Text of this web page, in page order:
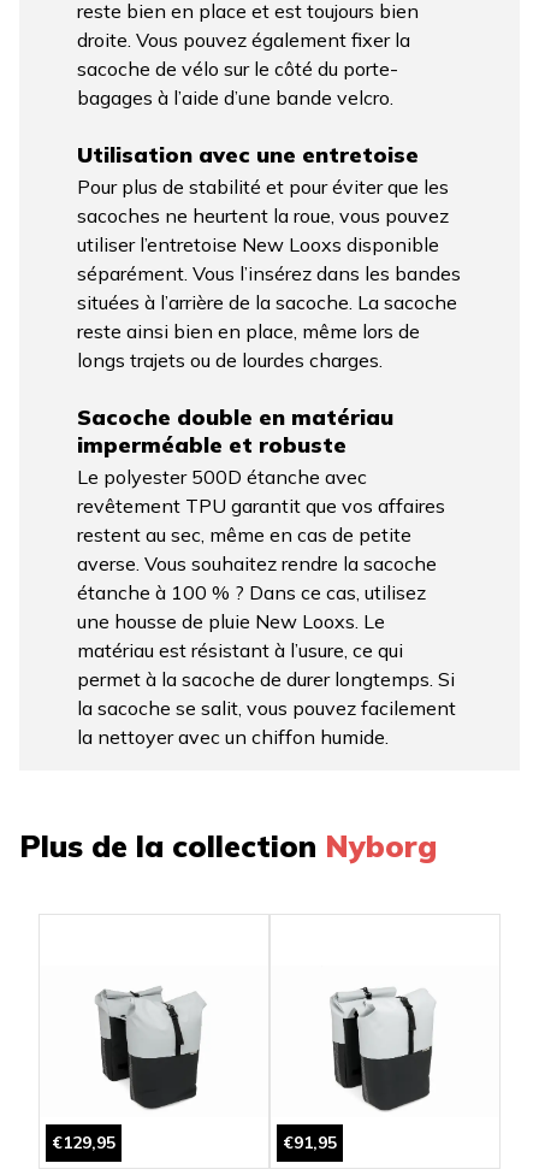
reste bien en place et est toujours bien
droite. Vous pouvez également fixer la
sacoche de vélo sur le côté du porte-
bagages à l’aide d’une bande velcro.
Utilisation avec une entretoise
Pour plus de stabilité et pour éviter que les
sacoches ne heurtent la roue, vous pouvez
utiliser l’entretoise New Looxs disponible
séparément. Vous l’insérez dans les bandes
situées à l’arrière de la sacoche. La sacoche
reste ainsi bien en place, même lors de
longs trajets ou de lourdes charges.
Sacoche double en matériau
imperméable et robuste
Le polyester 500D étanche avec
revêtement TPU garantit que vos affaires
restent au sec, même en cas de petite
averse. Vous souhaitez rendre la sacoche
étanche à 100 % ? Dans ce cas, utilisez
une housse de pluie New Looxs. Le
matériau est résistant à l’usure, ce qui
permet à la sacoche de durer longtemps. Si
la sacoche se salit, vous pouvez facilement
la nettoyer avec un chiffon humide.
Plus de la collection Nyborg
€129,95 €91,95